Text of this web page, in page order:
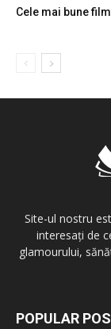
Cele mai bune
Site-ul nostru
interesați de
glamourului,
POPULAR